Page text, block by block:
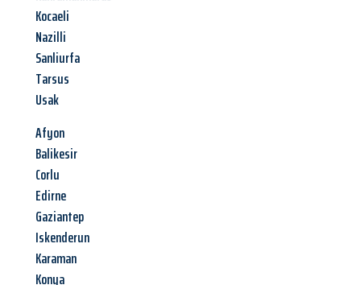
Kocaeli
Nazilli
Sanliurfa
Tarsus
Usak
Afyon
Balikesir
Corlu
Edirne
Gaziantep
Iskenderun
Karaman
Konya